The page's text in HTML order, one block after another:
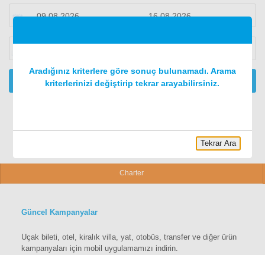
ARA
Charter
Güncel Kampanyalar
Uçak bileti, otel, kiralık villa, yat, otobüs, transfer ve diğer ürün
kampanyaları için mobil uygulamamızı indirin.
Aradığınız kriterlere göre sonuç bulunamadı. Arama
kriterlerinizi değiştirip tekrar arayabilirsiniz.
Tekrar Ara